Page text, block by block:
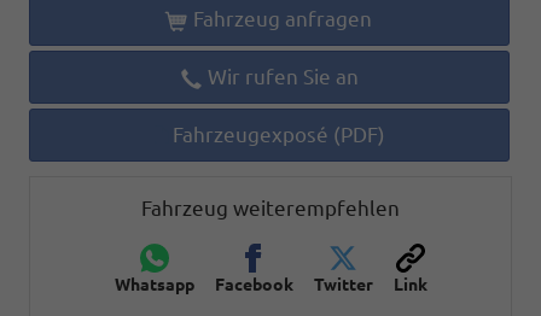
Fahrzeug anfragen
Wir rufen Sie an
Fahrzeugexposé (PDF)
Fahrzeug weiterempfehlen
Whatsapp Facebook Twitter Link